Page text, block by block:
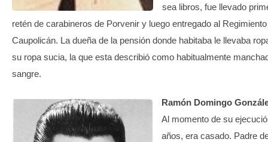
sea libros, fue llevado
retén de carabineros de Porvenir y luego entregado al Regimiento
Caupolicán. La dueña de la pensión donde habitaba le llevaba
su ropa sucia, la que esta describió como habitualmente
sangre.
Ramón Domingo
Al momento de su
años, era casado. Padre